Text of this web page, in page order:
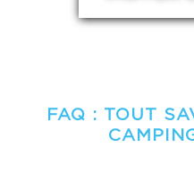
FAQ : TOUT